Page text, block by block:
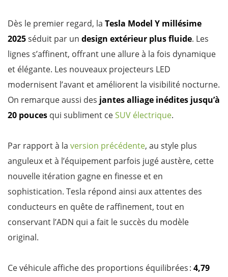
Dès le premier regard, la Tesla Model Y millésime
2025séduit par un design extérieur plus fluide. Les
lignes s’affinent, offrant une allure à la fois dynamique
et élégante. Les nouveaux projecteurs LED
modernisent l’avant et améliorent la visibilité nocturne.
On remarque aussi des jantes alliage inédites jusqu’à
20 pouces qui subliment ceSUV électrique.
Par rapport à la version précédente, au style plus
anguleux et à l’équipement parfois jugé austère, cette
nouvelle itération gagne en finesse et en
sophistication. Tesla répond ainsi aux attentes des
conducteurs en quête de raffinement, tout en
conservant l’ADN qui a fait le succès du modèle
original.
Ce véhicule affiche des proportions équilibrées : 4,79